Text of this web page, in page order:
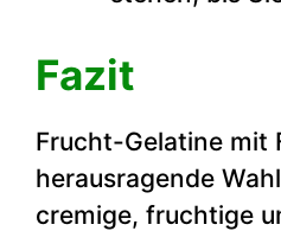
Fazit
Frucht-Gelatine mit
herausragende
cremige, fruchtige